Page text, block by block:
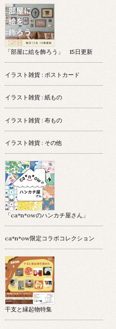
「部屋に絵を飾ろう」 15日更新
イラスト雑貨 : ポストカード
イラスト雑貨 : 紙もの
イラスト雑貨 : 布もの
イラスト雑貨 : その他
「ca*n*owのハンカチ屋さん」
ca*n*ow限定コラボコレクション
干支と縁起物特集